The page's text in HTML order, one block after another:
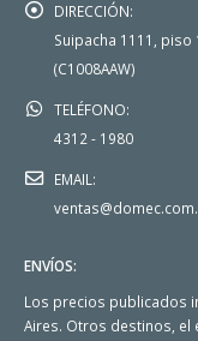
DIRECCIÓN:
Suipacha 1111,
(C1008AAW)
TELÉFONO:
4312 - 1980
EMAIL:
ENVÍOS:
Los precios publicados
Aires. Otros destinos, el